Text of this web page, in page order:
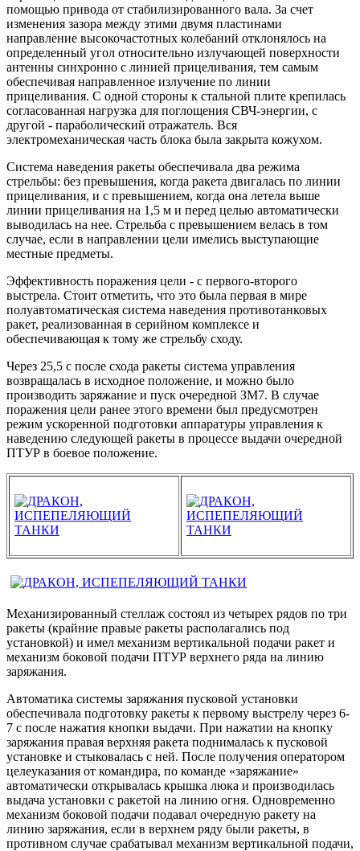
помощью привода от стабилизированного вала. За счет
изменения зазора между этими двумя пластинами
направление высокочастотных колебаний отклонялось на
определенный угол относительно излучающей поверхности
антенны синхронно с линией прицеливания, тем самым
обеспечивая направленное излучение по линии
прицеливания. С одной стороны к стальной плите крепилась
согласованная нагрузка для поглощения СВЧ-энергии, с
другой - параболический отражатель. Вся
электромеханическая часть блока была закрыта кожухом.
Система наведения ракеты обеспечивала два режима
стрельбы: без превышения, когда ракета двигалась по линии
прицеливания, и с превышением, когда она летела выше
линии прицеливания на 1,5 м и перед целью автоматически
выводилась на нее. Стрельба с превышением велась в том
случае, если в направлении цели имелись выступающие
местные предметы.
Эффективность поражения цели - с первого-второго
выстрела. Стоит отметить, что это была первая в мире
полуавтоматическая система наведения противотанковых
ракет, реализованная в серийном комплексе и
обеспечивающая к тому же стрельбу сходу.
Через 25,5 с после схода ракеты система управления
возвращалась в исходное положение, и можно было
производить заряжание и пуск очередной ЗМ7. В случае
поражения цели ранее этого времени был предусмотрен
режим ускоренной подготовки аппаратуры управления к
наведению следующей ракеты в процессе выдачи очередной
ПТУР в боевое положение.
Механизированный стеллаж состоял из четырех рядов по три
ракеты (крайние правые ракеты располагались под
установкой) и имел механизм вертикальной подачи ракет и
механизм боковой подачи ПТУР верхнего ряда на линию
заряжания.
Автоматика системы заряжания пусковой установки
обеспечивала подготовку ракеты к первому выстрелу через 6-
7 с после нажатия кнопки выдачи. При нажатии на кнопку
заряжания правая верхняя ракета поднималась к пусковой
установке и стыковалась с ней. После получения оператором
целеуказания от командира, по команде «заряжание»
автоматически открывалась крышка люка и производилась
выдача установки с ракетой на линию огня. Одновременно
механизм боковой подачи подавал очередную ракету на
линию заряжания, если в верхнем ряду были ракеты, в
противном случае срабатывал механизм вертикальной подачи,